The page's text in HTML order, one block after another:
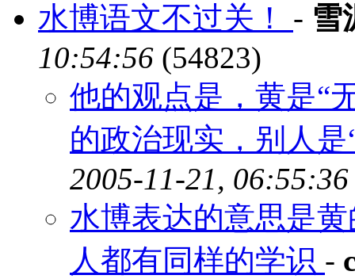
水博语文不过关！ - 雪
10:54:56 (54823)
他的观点是，黄是“
的政治现实，别人
2005-11-21, 06:55:36
水博表达的意思是
人都有同样的学识 -